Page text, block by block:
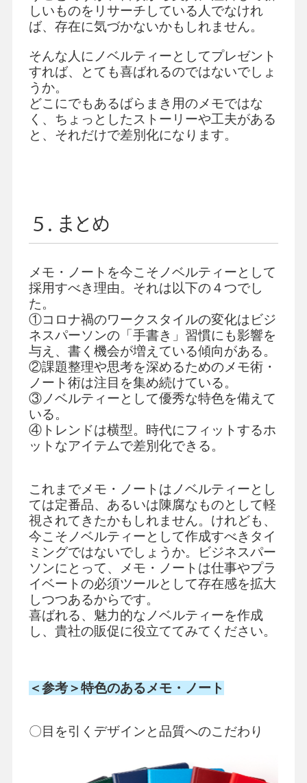
しいものをリサーチしている人でなけれ
ば、存在に気づかないかもしれません。
そんな人にノベルティーとしてプレゼント
すれば、とても喜ばれるのではないでしょ
うか。
どこにでもあるばらまき用のメモではな
く、ちょっとしたストーリーや工夫がある
と、それだけで差別化になります。
５．まとめ
メモ・ノートを今こそノベルティーとして
採用すべき理由。それは以下の４つでし
た。
①コロナ禍のワークスタイルの変化はビジ
ネスパーソンの「手書き」習慣にも影響を
与え、書く機会が増えている傾向がある。
②課題整理や思考を深めるためのメモ術・
ノート術は注目を集め続けている。
③ノベルティーとして優秀な特色を備えて
いる。
④トレンドは横型。時代にフィットするホ
ットなアイテムで差別化できる。
これまでメモ・ノートはノベルティーとし
ては定番品、あるいは陳腐なものとして軽
視されてきたかもしれません。けれども、
今こそノベルティーとして作成すべきタイ
ミングではないでしょうか。ビジネスパー
ソンにとって、メモ・ノートは仕事やプラ
イベートの必須ツールとして存在感を拡大
しつつあるからです。
喜ばれる、魅力的なノベルティーを作成
し、貴社の販促に役立ててみてください。
＜参考＞特色のあるメモ・ノート
〇目を引くデザインと品質へのこだわり